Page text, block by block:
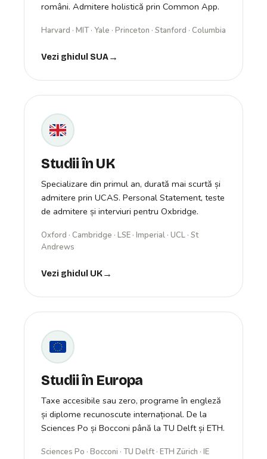
români. Admitere holistică prin Common App.
Harvard · MIT · Yale · Princeton · Stanford · Columbia
Vezi ghidul SUA
Studii în UK
Specializare din primul an, durată mai scurtă și
admitere prin UCAS. Personal Statement, teste
de admitere și interviuri pentru Oxbridge.
Oxford · Cambridge · LSE · Imperial · UCL · St
Andrews
Vezi ghidul UK
Studii în Europa
Taxe accesibile sau zero, programe în engleză
și diplome recunoscute internațional. De la
Sciences Po și Bocconi până la TU Delft și ETH.
Sciences Po · Bocconi · TU Delft · ETH Zürich · IE